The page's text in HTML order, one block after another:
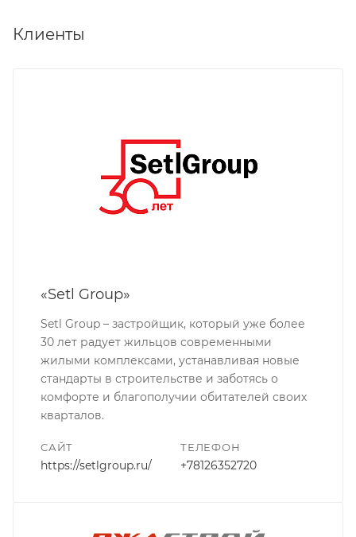
Клиенты
«Setl Group»
Setl Group – застройщик, который уже более
30 лет радует жильцов современными
жилыми комплексами, устанавливая новые
стандарты в строительстве и заботясь о
комфорте и благополучии обитателей своих
кварталов.
САЙТ
https://setlgroup.ru/
ТЕЛЕФОН
+78126352720